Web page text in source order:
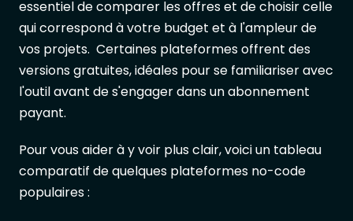
essentiel de comparer les offres et de choisir celle
qui correspond à votre budget et à l'ampleur de
vos projets. Certaines plateformes offrent des
versions gratuites, idéales pour se familiariser avec
l'outil avant de s'engager dans un abonnement
payant.
Pour vous aider à y voir plus clair, voici un tableau
comparatif de quelques plateformes no-code
populaires :